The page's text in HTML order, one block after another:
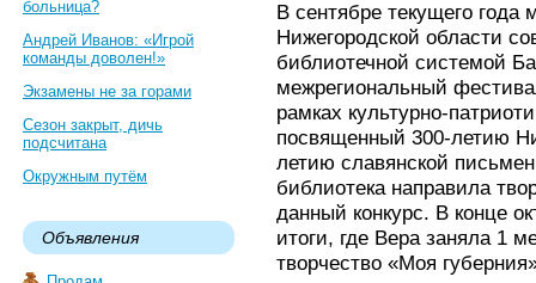
больница?
Андрей Иванов: «Игрой
команды доволен!»
Экзамены не за горами
Сезон закрыт, дичь
подсчитана
Окружным путём
Объявления
В сентябре текущего года
Нижегородской области
библиотечной системой
межрегиональный
рамках культурно-
посвященный 300-летию
летию славянской
библиотека направила
данный конкурс. В конце
итоги, где Вера заняла 1
творчество «Моя